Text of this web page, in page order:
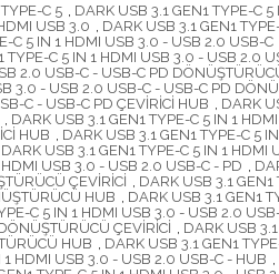
C 5 DARK USB 3.1 GEN1 TYPE-C 5
USB 3.0 DARK USB 3.1 GEN1
C 5 IN 1 HDMI USB 3.0 - USB 2.0 USB-C
TYPE-C 5 IN 1 HDMI USB 3.0 - USB 2.0
2.0 USB-C - USB-C PD
3.0 - USB 2.0 USB-C - USB-C PD
C - USB-C PD ÇEVİRİCİ HUB
DARK
DARK USB 3.1 GEN1 TYPE-C 5 IN 1
HUB
DARK USB 3.1 GEN1 TYPE-C 5
DARK USB 3.1 GEN1 TYPE-C 5 IN 1
USB 3.0 - USB 2.0 USB-C - PD
ÇEVİRİCİ
DARK USB 3.1
HUB DARK USB 3.1 GEN1
C 5 IN 1 HDMI USB 3.0 - USB 2.0
ÇEVİRİCİ
DARK USB
HUB DARK USB 3.1 GEN1
1 HDMI USB 3.0 - USB 2.0 USB-C - HUB